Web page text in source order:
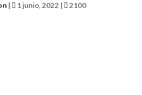
| 1 junio, 2022 | 2100